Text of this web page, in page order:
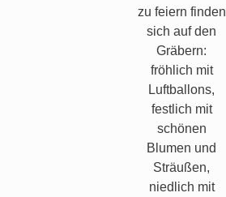
zu feiern finden
sich auf den
Gräbern:
fröhlich mit
Luftballons,
festlich mit
schönen
Blumen und
Sträußen,
niedlich mit